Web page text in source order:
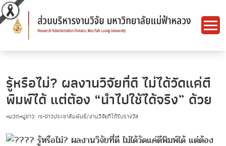
รู้หรือไม่? ผลงานวิจัยที่ดี ไม่ได้วัดแค่ตี
พิมพ์ได้ แต่ต้อง “นำไปใช้ได้จริง” ด้วย
หมวดหมู่ข่าว: rs-ข่าวประชาสัมพันธ์/งานวิจัยที่ได้รับรางวัล
รู้หรือไม่? ผลงานวิจัยที่ดี ไม่ได้วัดแค่ตีพิมพ์ได้ แต่ต้อง